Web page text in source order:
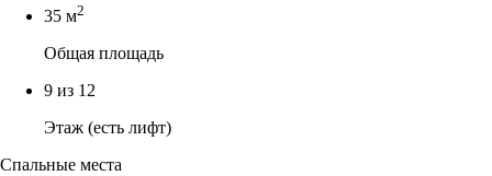
35 м2
Общая площадь
9 из 12
Этаж (есть лифт)
Спальные места